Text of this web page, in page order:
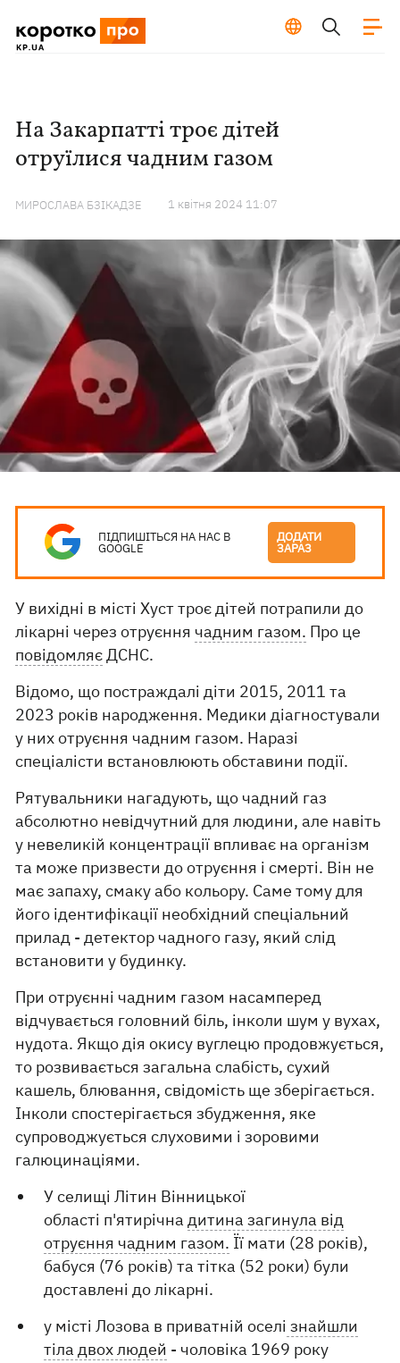
На Закарпатті троє дітей
отруїлися чадним газом
МИРОСЛАВА БЗІКАДЗЕ 1 квiтня 2024 11:07
ПІДПИШІТЬСЯ НА НАС В
GOOGLE
ДОДАТИ
ЗАРАЗ
У вихідні в місті Хуст троє дітей потрапили до
лікарні через отруєння чадним газом. Про це
повідомляєДСНС.
Відомо, що постраждалі діти 2015, 2011 та
2023 років народження. Медики діагностували
у них отруєння чадним газом. Наразі
спеціалісти встановлюють обставини події.
Рятувальники нагадують, що чадний газ
абсолютно невідчутний для людини, але навіть
у невеликій концентрації впливає на організм
та може призвести до отруєння і смерті. Він не
має запаху, смаку або кольору. Саме тому для
його ідентифікації необхідний спеціальний
прилад - детектор чадного газу, який слід
встановити у будинку.
При отруєнні чадним газом насамперед
відчувається головний біль, інколи шум у вухах,
нудота. Якщо дія окису вуглецю продовжується,
то розвивається загальна слабість, сухий
кашель, блювання, свідомість ще зберігається.
Інколи спостерігається збудження, яке
супроводжується слуховими і зоровими
галюцинаціями.
У селищі Літин Вінницької
області п'ятирічнадитина загинула від
отруєння чадним газом. Її мати (28 років),
бабуся (76 років) та тітка (52 роки) були
доставлені до лікарні.
у місті Лозова в приватній оселі знайшли
тіла двох людей - чоловіка 1969 року